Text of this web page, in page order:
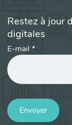
Restez à jour
digitales
E-mail *
Envoyer